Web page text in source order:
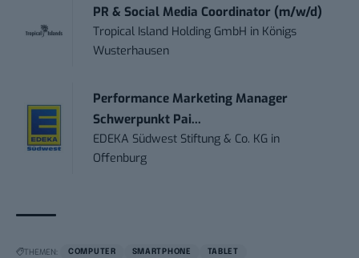
PR & Social Media Coordinator (m/w/d)
Tropical Island Holding GmbH in Königs
Wusterhausen
Performance Marketing Manager
Schwerpunkt Pai...
EDEKA Südwest Stiftung & Co. KG in
Offenburg
THEMEN: COMPUTER SMARTPHONE TABLET